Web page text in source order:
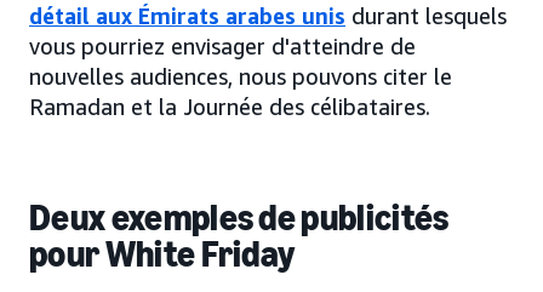
détail aux Émirats arabes unis durant lesquels
vous pourriez envisager d'atteindre de
nouvelles audiences, nous pouvons citer le
Ramadan et la Journée des célibataires.
Deux exemples de publicités
pour White Friday